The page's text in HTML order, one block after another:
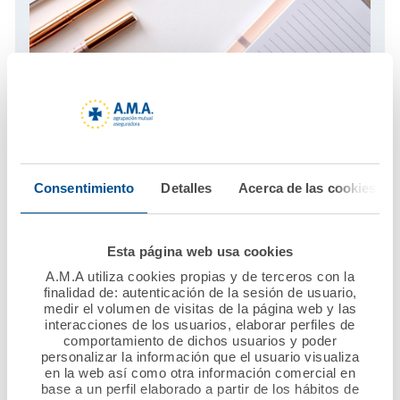
Consentimiento Detalles Acerca de las cookies
Esta página web usa cookies
A.M.A utiliza cookies propias y de terceros con la
finalidad de: autenticación de la sesión de usuario,
medir el volumen de visitas de la página web y las
interacciones de los usuarios, elaborar perfiles de
comportamiento de dichos usuarios y poder
personalizar la información que el usuario visualiza
en la web así como otra información comercial en
base a un perfil elaborado a partir de los hábitos de
El blog de A.M.A.
Visita el blog